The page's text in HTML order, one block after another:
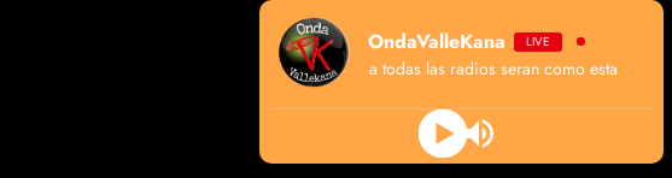
OndaValleKana LIVE
algun dia todas las radios seran como esta